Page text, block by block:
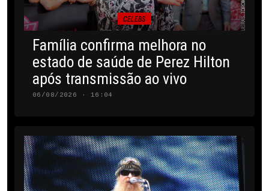
CELEBS
Família confirma melhora no
estado de saúde de Perez Hilton
após transmissão ao vivo
06/08/2026 · 16:04